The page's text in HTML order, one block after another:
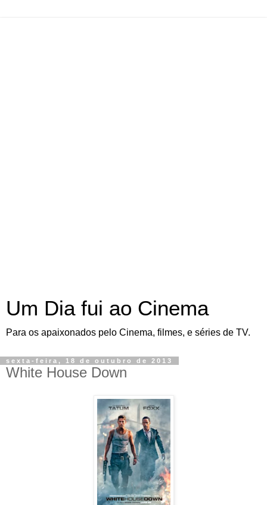
Um Dia fui ao Cinema
Para os apaixonados pelo Cinema, filmes, e séries de TV.
sexta-feira, 18 de outubro de 2013
White House Down